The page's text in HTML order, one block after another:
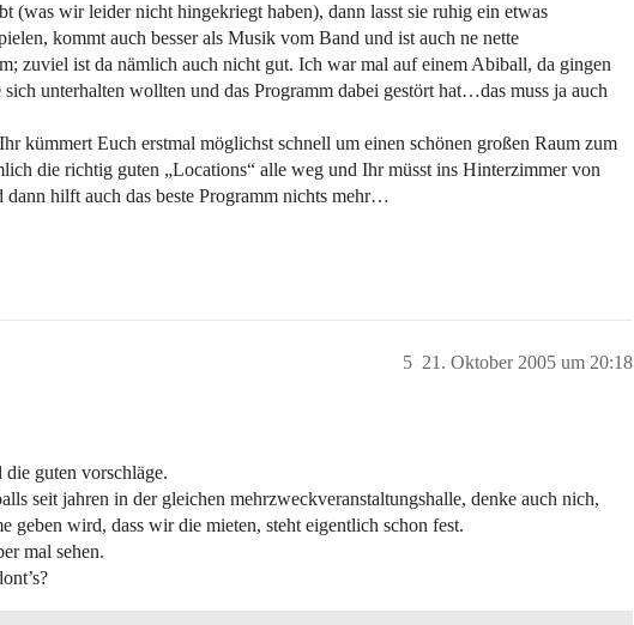
(was wir leider nicht hingekriegt haben), dann lasst sie ruhig ein etwas
kommt auch besser als Musik vom Band und ist auch ne nette
zuviel ist da nämlich auch nicht gut. Ich war mal auf einem Abiball, da gingen
unterhalten wollten und das Programm dabei gestört hat…das muss ja auch
kümmert Euch erstmal möglichst schnell um einen schönen großen Raum zum
die richtig guten „Locations“ alle weg und Ihr müsst ins Hinterzimmer von
hilft auch das beste Programm nichts mehr…
21. Oktober 2005 um 20:18
5
guten vorschläge.
seit jahren in der gleichen mehrzweckveranstaltungshalle, denke auch nich,
geben wird, dass wir die mieten, steht eigentlich schon fest.
mal sehen.